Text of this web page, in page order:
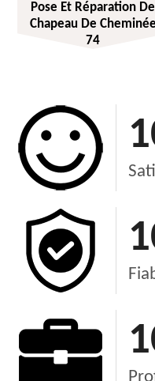
Pose Et Réparation De
Chapeau De Cheminée
74